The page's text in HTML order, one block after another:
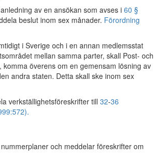
av en ansökan som avses i60 §
beslut inom sex månader. Förordning
i Sverige och i en annan medlemsstat
mellan samma parter, skall Post- och
överens om en gemensam lösning av
andra staten. Detta skall ske inom sex
verkställighetsföreskrifter till 32-36
och meddelar föreskrifter om